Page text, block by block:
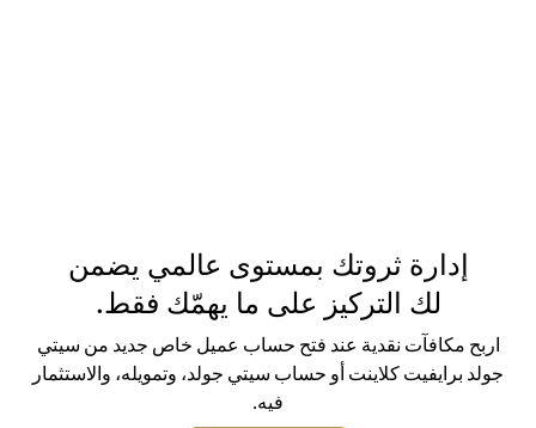
إدارة ثروتك بمستوى عالمي يضمن
لك التركيز على ما يهمّك فقط.
اربح مكافآت نقدية عند فتح حساب عميل خاص جديد من سيتي
جولد برايفيت كلاينت أو حساب سيتي جولد، وتمويله، والاستثمار
فيه.